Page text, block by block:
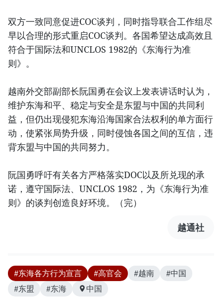
双方一致同意促进COC谈判，同时指导联合工作组尽
早以合理的形式重启COC谈判。各国希望达成高效且
符合于国际法和UNCLOS 1982的《东海行为准
则》。
越南外交部副部长阮国勇在会议上发表讲话时认为，
维护东海和平、稳定与安全是东盟与中国的共同利
益，但仍出现侵犯东海沿海国家合法权利的单方面行
动，使紧张局势升级，同时侵蚀各国之间的互信，违
背东盟与中国的共同努力。
阮国勇呼吁有关各方严格落实DOC以及所兑现的承
诺，遵守国际法、UNCLOS 1982，为《东海行为准
则》的谈判创造良好环境。（完）
越通社
#东海各方行为宣言 #高官会 #越南
#中国
#东盟
#东海 中国